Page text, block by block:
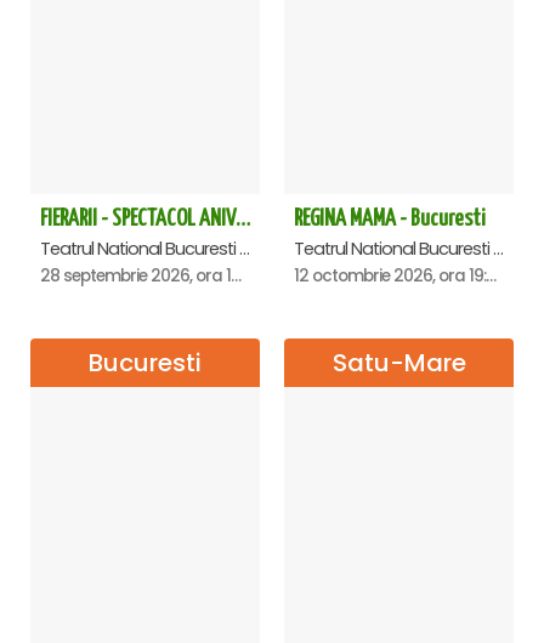
FIERARII - SPECTACOL ANIVERSAR GEORGE MIHĂIȚĂ
Teatrul National Bucuresti - Sala Ion Caramitru, Bucuresti
28 septembrie 2026, ora 19:00
REGINA MAMA - Bucuresti
Teatrul National Bucuresti - Sala Ion Caramitru, Bucuresti
12 octombrie 2026, ora 19:00
Bucuresti Satu-Mare